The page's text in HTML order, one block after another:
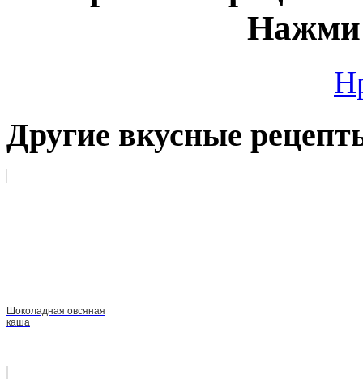
Нажми
Другие вкусные
Шоколадная овсяная
каша